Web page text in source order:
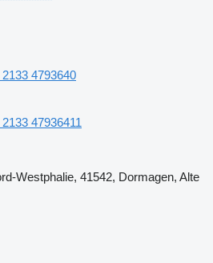
4793640
47936411
Westphalie, 41542, Dormagen, Alte